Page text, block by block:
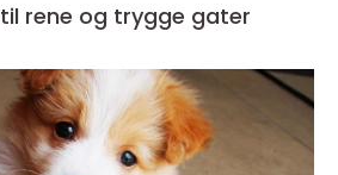
til rene og trygge gater